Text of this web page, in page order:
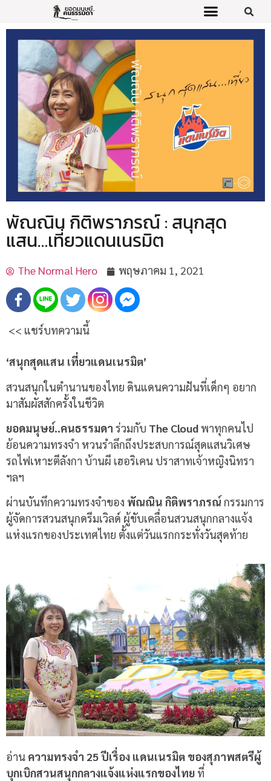
พัณณิน กิติพราภรณ์ : สนุกสุด
แสน…เที่ยวแดนเนรมิต
The Normal Hero พฤษภาคม 1, 2021
<< แชร์บทความนี้
‘สนุกสุดแสน เที่ยวแดนเนรมิต’
สวนสนุกในตำนานของไทย ดินแดนความฝันที่เด็กๆ อยาก
มาสัมผัสสักครั้งในชีวิต
ยอดมนุษย์..คนธรรมดา ร่วมกับ The Cloud พาทุกคนไป
ย้อนความทรงจำ หวนรำลึกถึงประสบการณ์สุดแสนวิเศษ
รถไฟเหาะตีลังกา บ้านผี เฮอริเคน ปราสาทเจ้าหญิงนิทรา
ฯลฯ
ผ่านบันทึกความทรงจำของ พัณณิน กิติพราภรณ์ กรรมการ
ผู้จัดการสวนสนุกดรีมเวิลด์ ผู้ขับเคลื่อนสวนสนุกกลางแจ้ง
แห่งแรกของประเทศไทย ตั้งแต่วันแรกกระทั่งวันสุดท้าย
อ่าน ความทรงจำ 25 ปีเรื่อง แดนเนรมิต ของสุภาพสตรีผู้
บุกเบิกสวนสนุกกลางแจ้งแห่งแรกของไทย ที่